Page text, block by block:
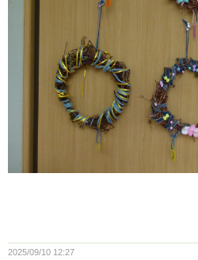
2025/09/10 12:27